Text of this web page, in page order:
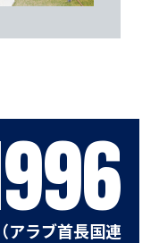
アラブ首長国連